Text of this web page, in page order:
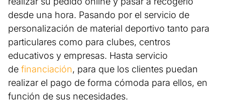
desde una hora. Pasando por el servicio de
personalización de material deportivo tanto para
particulares como para clubes, centros
educativos y empresas. Hasta servicio
de financiación, para que los clientes puedan
realizar el pago de forma cómoda para ellos, en
función de sus necesidades.